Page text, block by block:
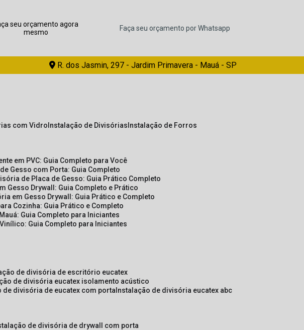
seu orçamento agora
mesmo
Faça seu orçamento por Whatsapp
R. dos Jasmin, 297 - Jardim Primavera - Mauá - SP
com Vidro Instalação de Divisórias Instalação de Forros
em PVC: Guia Completo para Você
Gesso com Porta: Guia Completo
de Placa de Gesso: Guia Prático Completo
Gesso Drywall: Guia Completo e Prático
em Gesso Drywall: Guia Prático e Completo
Cozinha: Guia Prático e Completo
Guia Completo para Iniciantes
Guia Completo para Iniciantes
de divisória de escritório eucatex
de divisória eucatex isolamento acústico
de divisória de eucatex com porta instalação de divisória eucatex abc
de divisória de drywall com porta